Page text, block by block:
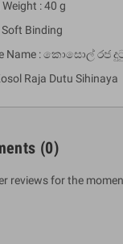
Sahitha) Piruvana
: 40 g
Soft Binding
Name : කොසොල් රජ
Raja Dutu Sihinaya
(0)
reviews for the